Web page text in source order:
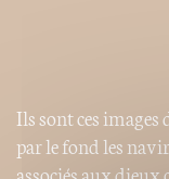
Ils sont ces
par le fond les